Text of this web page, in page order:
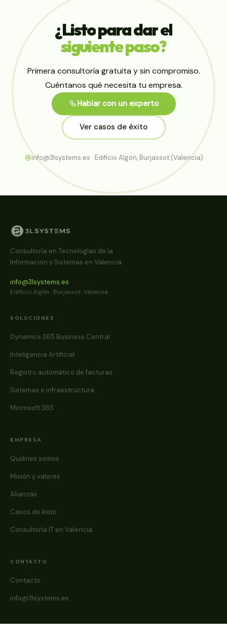
¿Listoparadarel
siguientepaso?
Primera consultoría gratuita y sin compromiso.
Cuéntanos qué necesita tu empresa.
Hablar con un experto
Ver casos de éxito
info@3lsystems.es · Edificio Algón, Burjassot (Valencia)
Consultoría en Tecnologías de la
Información y Sistemas en Valencia.
info@3lsystems.es
Edificio Algón · Burjassot, Valencia
SOLUCIONES
Dynamics 365 Business Central
Inteligencia Artificial
Registro automático de facturas
Sistemas e infraestructura
Microsoft 365
EMPRESA
Quiénes somos
Misión y valores
Alianzas
Casos de éxito
Consultoría IT en Valencia
CONTACTO
Contacto
info@3lsystems.es